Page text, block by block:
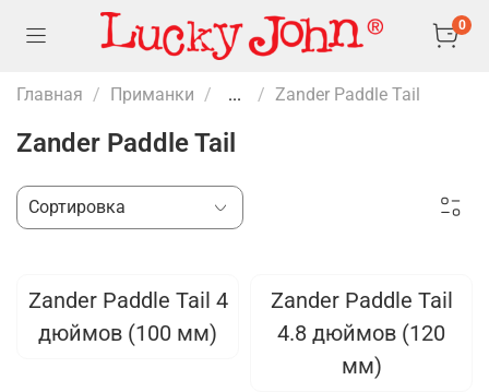
0
Главная Приманки ... Zander Paddle Tail
Zander Paddle Tail
Zander Paddle Tail 4
дюймов (100 мм)
Zander Paddle Tail
4.8 дюймов (120
мм)